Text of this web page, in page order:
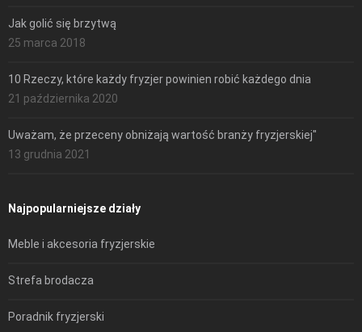
Jak golić się brzytwą
25 marca 2018
10 Rzeczy, które każdy fryzjer powinien robić każdego dnia
21 października 2020
Uważam, że przeceny obniżają wartość branży fryzjerskiej"
13 grudnia 2021
Najpopularniejsze działy
Meble i akcesoria fryzjerskie
Strefa brodacza
Poradnik fryzjerski